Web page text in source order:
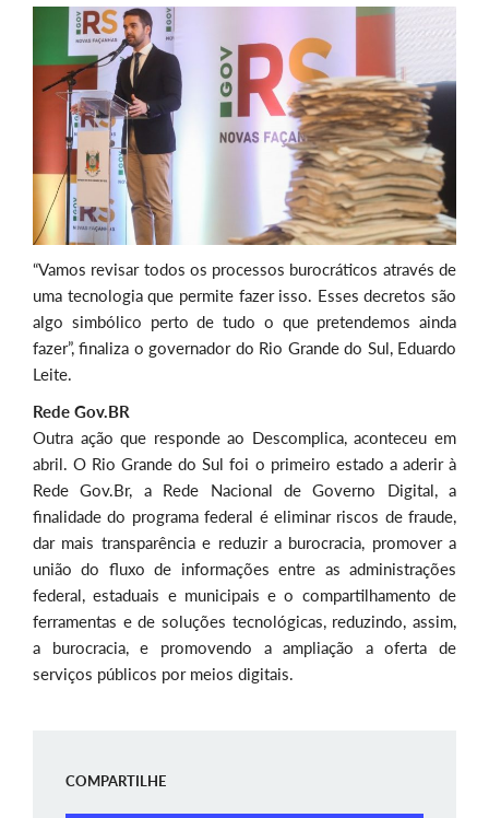
“Vamos revisar todos os processos burocráticos através de
uma tecnologia que permite fazer isso. Esses decretos são
algo simbólico perto de tudo o que pretendemos ainda
fazer”, finaliza o governador do Rio Grande do Sul, Eduardo
Leite.
Rede Gov.BR
Outra ação que responde ao Descomplica, aconteceu em
abril. O Rio Grande do Sul foi o primeiro estado a aderir à
Rede Gov.Br, a Rede Nacional de Governo Digital, a
finalidade do programa federal é eliminar riscos de fraude,
dar mais transparência e reduzir a burocracia, promover a
união do fluxo de informações entre as administrações
federal, estaduais e municipais e o compartilhamento de
ferramentas e de soluções tecnológicas, reduzindo, assim,
a burocracia, e promovendo a ampliação a oferta de
serviços públicos por meios digitais.
COMPARTILHE